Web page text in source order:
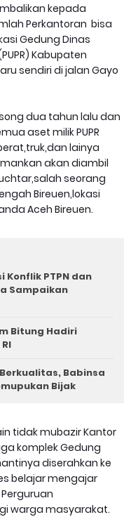
kepada
Perkantoran bisa
Gedung Dinas
Kabupaten
sendiri di jalan Gayo
dua tahun lalu dan
aset milik PUPR
lainya
akan diambil
seorang
Bireuen,lokasi
Aceh Bireuen.
Konflik PTPN dan
Sampaikan
Bitung Hadiri
Babinsa
Bijak
tidak mubazir Kantor
komplek Gedung
diserahkan ke
belajar mengajar
warga masyarakat.